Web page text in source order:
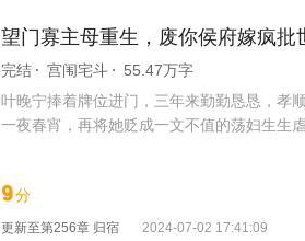
望门寡主母重生，废你侯府嫁疯批
完结 宫闱宅斗
55.47万字
叶晚宁捧着牌位进门，三年来勤勤恳恳，孝
一夜春宵，再将她贬成一文不值的荡妇生生
9分
更新至第256章 归宿 2024-07-02 17:41:09